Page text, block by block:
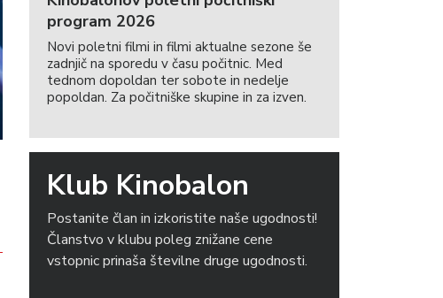
program 2026
Novi poletni filmi in filmi aktualne sezone še
zadnjič na sporedu v času počitnic. Med
tednom dopoldan ter sobote in nedelje
popoldan. Za počitniške skupine in za izven.
Klub Kinobalon
Postanite član in izkoristite naše ugodnosti!
Članstvo v klubu poleg znižane cene
vstopnic prinaša številne druge ugodnosti.